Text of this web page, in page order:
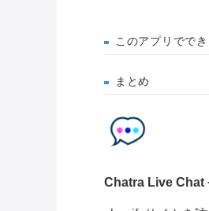
このアプリででき
まとめ
Chatra Live Chat